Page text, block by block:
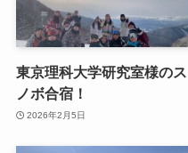
東京理科大学研究室様のス
ノボ合宿！
2026年2月5日